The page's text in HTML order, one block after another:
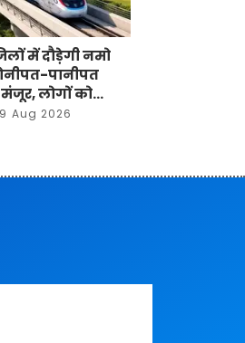
में दौड़ेगी नमो
पानीपत
मंजूर, लोगों को
Aug 2026